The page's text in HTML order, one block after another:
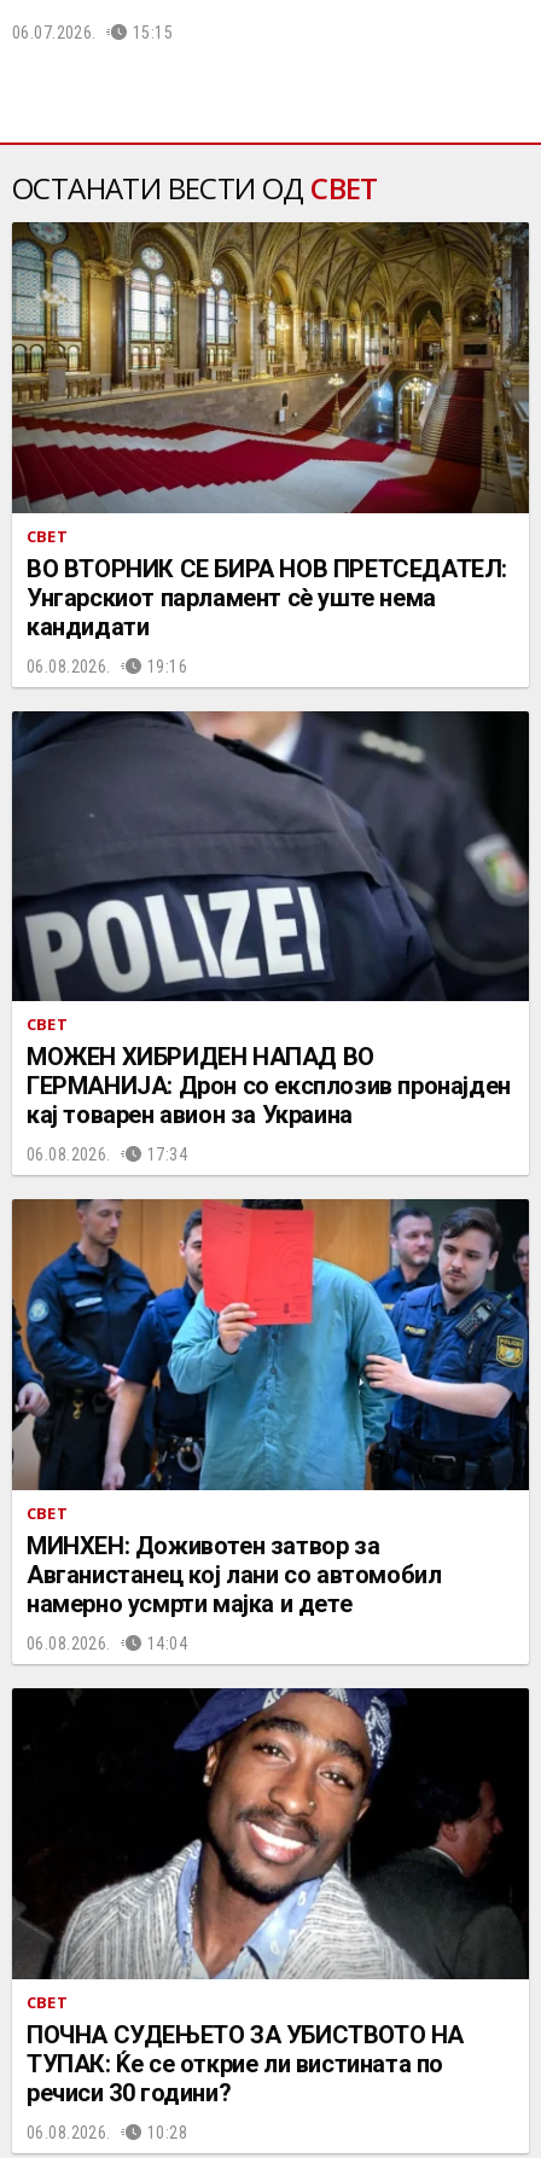
06.07.2026. 15:15
ОСТАНАТИ ВЕСТИ ОД СВЕТ
СВЕТ
ВО ВТОРНИК СЕ БИРА НОВ ПРЕТСЕДАТЕЛ:
Унгарскиот парламент сè уште нема
кандидати
06.08.2026. 19:16
СВЕТ
МОЖЕН ХИБРИДЕН НАПАД ВО
ГЕРМАНИЈА: Дрон со експлозив пронајден
кај товарен авион за Украина
06.08.2026. 17:34
СВЕТ
МИНХЕН: Доживотен затвор за
Авганистанец кој лани со автомобил
намерно усмрти мајка и дете
06.08.2026. 14:04
СВЕТ
ПОЧНА СУДЕЊЕТО ЗА УБИСТВОТО НА
ТУПАК: Ќе се открие ли вистината по
речиси 30 години?
06.08.2026. 10:28